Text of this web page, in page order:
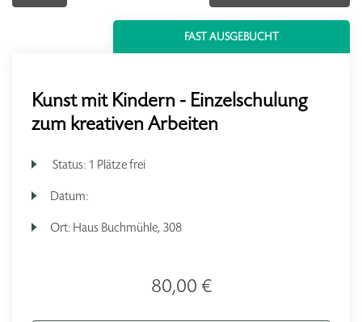
FAST AUSGEBUCHT
Kunst mit Kindern - Einzelschulung
zum kreativen Arbeiten
Status: 1 Plätze frei
Datum:
Ort: Haus Buchmühle, 308
80,00 €